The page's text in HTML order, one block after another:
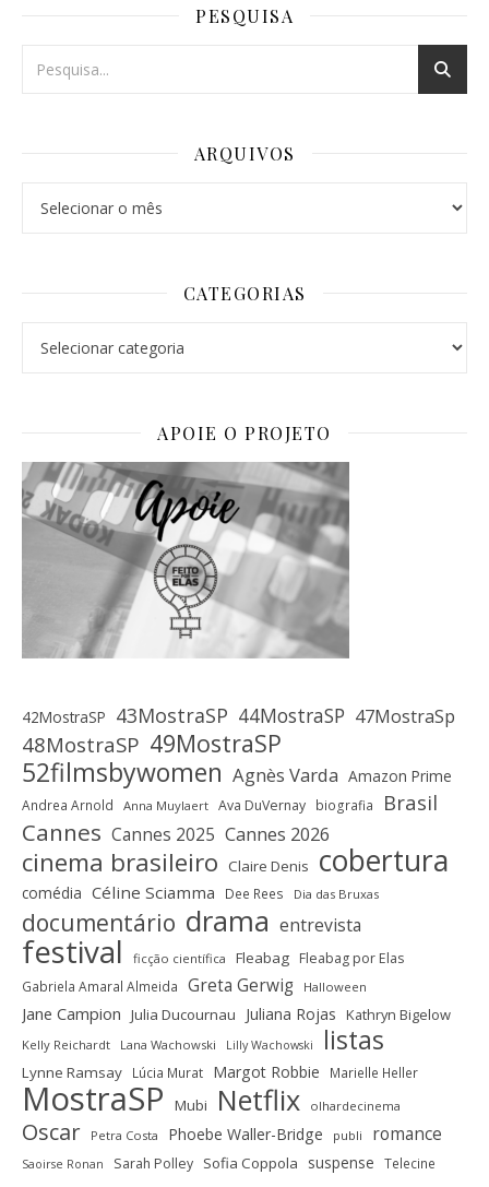
PESQUISA
ARQUIVOS
CATEGORIAS
APOIE O PROJETO
42MostraSP 43MostraSP 44MostraSP 47MostraSp
48MostraSP 49MostraSP
52filmsbywomen Agnès Varda Amazon Prime
Andrea Arnold Anna Muylaert Ava DuVernay biografia Brasil
Cannes Cannes 2025 Cannes 2026
cinema brasileiro Claire Denis cobertura
comédia Céline Sciamma Dee Rees Dia das Bruxas
documentário drama entrevista
festival ficção científica Fleabag Fleabag por Elas
Gabriela Amaral Almeida Greta Gerwig Halloween
Jane Campion Julia Ducournau Juliana Rojas Kathryn Bigelow
Kelly Reichardt Lana Wachowski Lilly Wachowski listas
Lynne Ramsay Lúcia Murat Margot Robbie Marielle Heller
MostraSP Mubi Netflix olhardecinema
Oscar Petra Costa Phoebe Waller-Bridge publi romance
Saoirse Ronan Sarah Polley Sofia Coppola suspense Telecine